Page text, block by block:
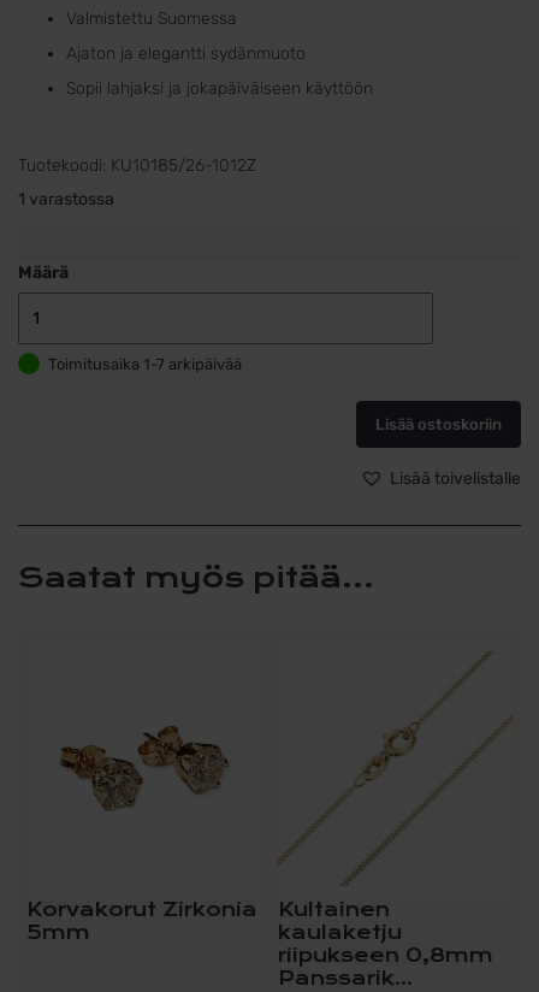
Valmistettu Suomessa
Ajaton ja elegantti sydänmuoto
Sopii lahjaksi ja jokapäiväiseen käyttöön
Tuotekoodi: KU10185/26-1012Z
1 varastossa
Määrä
pinta
määrä
Toimitusaika 1-7 arkipäivää
Lisää ostoskoriin
Lisää toivelistalle
Saatat myös pitää...
Korvakorut Zirkonia
5mm
Kultainen
kaulaketju
riipukseen 0,8mm
Panssarik...
valinnat
tuotteen
sivulla.